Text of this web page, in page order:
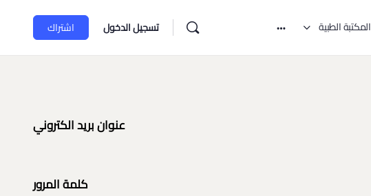
المكتبة الطبية تسجيل الدخول اشتراك
عنوان بريد الكتروني
كلمة المرور